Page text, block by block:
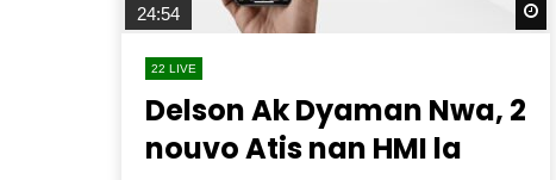
24:54
22 LIVE
Delson Ak Dyaman Nwa, 2
nouvo Atis nan HMI la